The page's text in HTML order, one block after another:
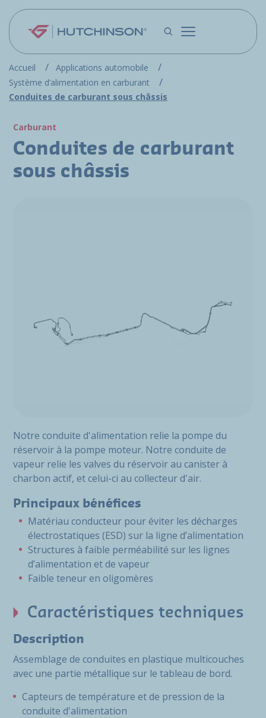
Aller au contenu principal
Accueil
Applications automobile
Système d’alimentation en carburant
Conduites de carburant sous châssis
Carburant
Conduites de carburant
sous châssis
Notre conduite d'alimentation relie la pompe du
réservoir à la pompe moteur. Notre conduite de
vapeur relie les valves du réservoir au canister à
charbon actif, et celui-ci au collecteur d'air.
Principaux bénéfices
Matériau conducteur pour éviter les décharges
électrostatiques (ESD) sur la ligne d’alimentation
Structures à faible perméabilité sur les lignes
d’alimentation et de vapeur
Faible teneur en oligomères
Caractéristiques techniques
Description
Assemblage de conduites en plastique multicouches
avec une partie métallique sur le tableau de bord.
Capteurs de température et de pression de la
conduite d'alimentation